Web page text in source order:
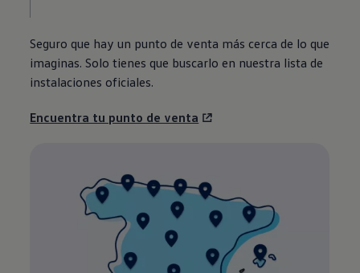
Seguro que hay un punto de venta más cerca de lo que
imaginas. Solo tienes que buscarlo en nuestra lista de
instalaciones oficiales.
Encuentra tu punto de venta